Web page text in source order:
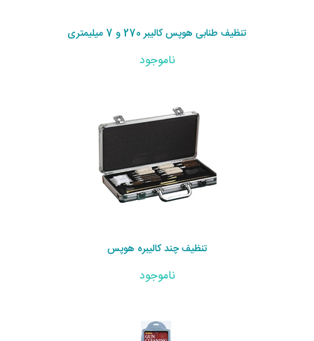
تنظیف طنابی هوپس کالیبر 270 و 7 میلیمتری
ناموجود
تنظیف چند کالیبره هوپس
ناموجود